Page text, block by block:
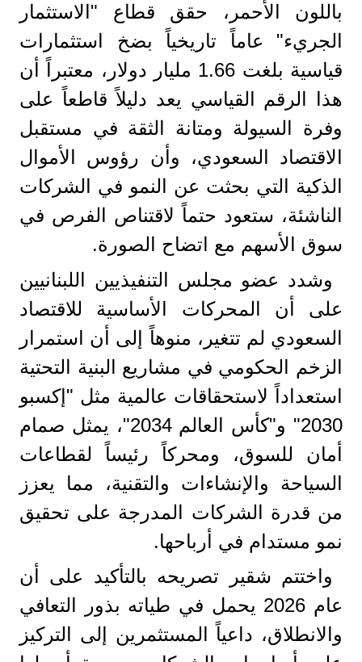
باللون الأحمر، حقق قطاع "الاستثمار
الجريء" عاماً تاريخياً بضخ استثمارات
قياسية بلغت 1.66 مليار دولار، معتبراً أن
هذا الرقم القياسي يعد دليلاً قاطعاً على
وفرة السيولة ومتانة الثقة في مستقبل
الاقتصاد السعودي، وأن رؤوس الأموال
الذكية التي بحثت عن النمو في الشركات
الناشئة، ستعود حتماً لاقتناص الفرص في
سوق الأسهم مع اتضاح الصورة.
وشدد عضو مجلس التنفيذيين اللبنانيين
على أن المحركات الأساسية للاقتصاد
السعودي لم تتغير، منوهاً إلى أن استمرار
الزخم الحكومي في مشاريع البنية التحتية
استعداداً لاستحقاقات عالمية مثل "إكسبو
2030" و"كأس العالم 2034"، يمثل صمام
أمان للسوق، ومحركاً رئيساً لقطاعات
السياحة والإنشاءات والتقنية، مما يعزز
من قدرة الشركات المدرجة على تحقيق
نمو مستدام في أرباحها.
واختتم شقير تصريحه بالتأكيد على أن
عام 2026 يحمل في طياته بذور التعافي
والانطلاق، داعياً المستثمرين إلى التركيز